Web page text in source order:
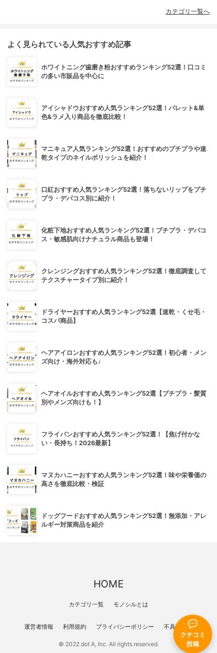
クチコミ
投稿
カテゴリ一覧へ
よく見られている人気おすすめ記事
ホワイトニング歯磨き粉おすすめランキング52選！口コミ
の多い市販品を中心に
アイシャドウおすすめ人気ランキング52選！パレット&単
色&ラメ入り商品を徹底比較！
マニキュア人気ランキング52選！おすすめのプチプラや速
乾タイプのネイルポリッシュを紹介！
口紅おすすめ人気ランキング52選！落ちないリップをプチ
プラ・デパコス別に紹介！
化粧下地おすすめ人気ランキング52選！プチプラ・デパコ
ス・敏感肌向けナチュラル商品も登場！
クレンジングおすすめ人気ランキング52選！徹底調査して
テクスチャータイプ別に紹介！
ドライヤーおすすめ人気ランキング52選【速乾・くせ毛・
コスパ商品】
ヘアアイロンおすすめ人気ランキング52選！初心者・メン
ズ向け・海外対応も♪
ヘアオイルおすすめ人気ランキング52選【プチプラ・髪質
別やメンズ向けも！】
フライパンおすすめ人気ランキング52選！【焦げ付かな
い・長持ち！2026最新】
マヌカハニーおすすめ人気ランキング52選！味や栄養価の
高さを徹底比較・検証
ドッグフードおすすめ人気ランキング52選！無添加・アレ
ルギー対策商品を紹介
HOME
カテゴリ一覧 モノシルとは
運営者情報 利用規約 プライバシーポリシー 不具合報告
© 2022 dot A, Inc. All rights reserved.